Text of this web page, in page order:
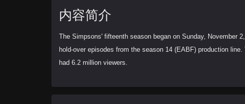
内容简介
The Simpsons' fifteenth season began on Sunday, November
hold-over episodes from the season 14 (EABF) production
had 6.2 million viewers.